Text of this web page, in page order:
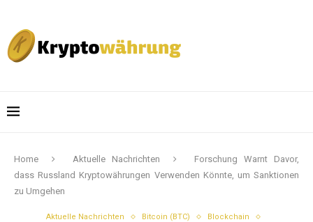
Home Aktuelle Nachrichten
Forschung Warnt Davor,
dass Russland Kryptowährungen Verwenden Könnte, um Sanktionen
zu Umgehen
Aktuelle Nachrichten Bitcoin (BTC)
Blockchain